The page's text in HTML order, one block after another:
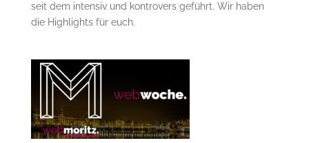
seit dem intensiv und kontrovers geführt. Wir haben
die Highlights für euch.